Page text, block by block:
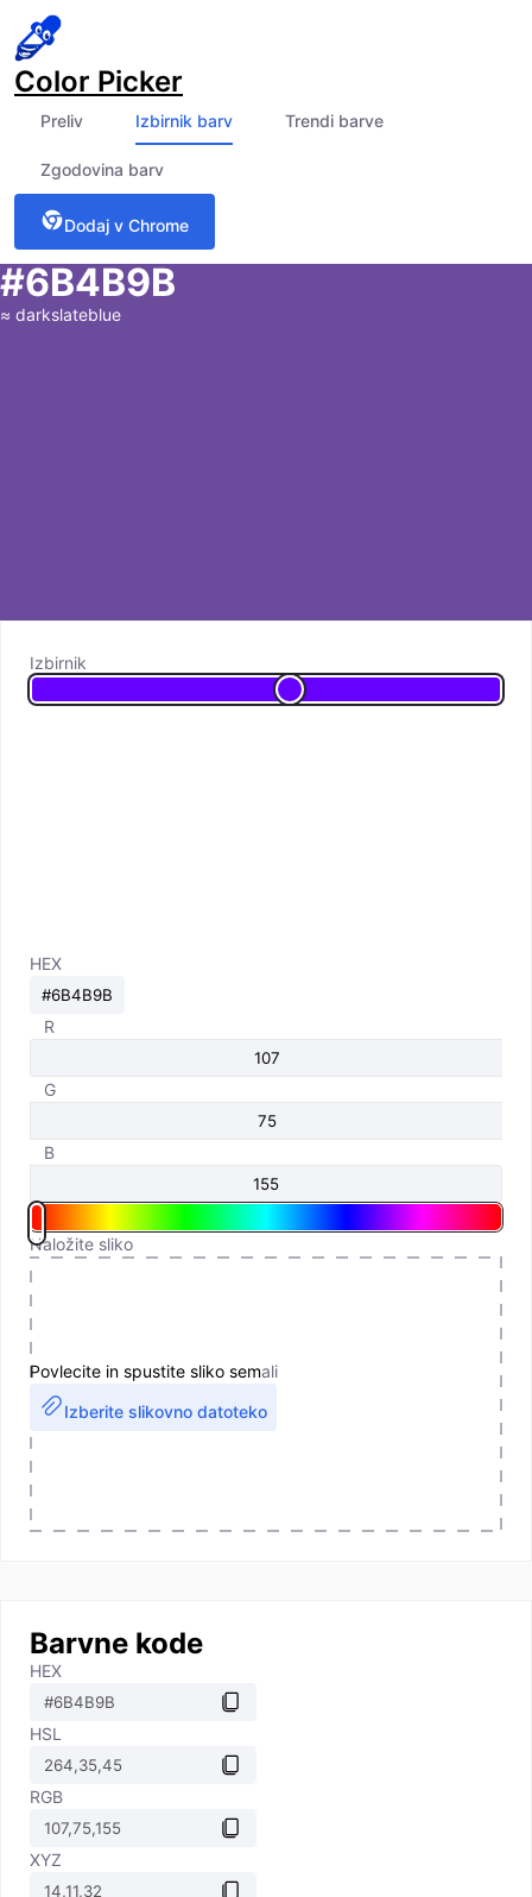
Color Picker
Preliv Izbirnik barv Trendi barve
Zgodovina barv
Dodaj v Chrome
#6B4B9B
≈ darkslateblue
Izbirnik
HEX
R
G
B
Naložite sliko
Povlecite in spustite sliko semali
Izberite slikovno datoteko
Barvne kode
HEX
HSL
RGB
XYZ